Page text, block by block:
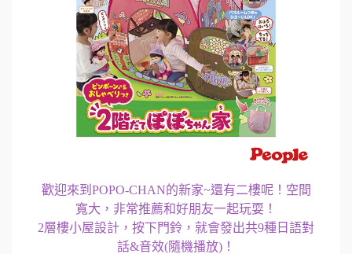
歡迎來到POPO-CHAN的新家~還有二樓呢！空間
寬大，非常推薦和好朋友一起玩耍！
2層樓小屋設計，按下門鈴，就會發出共9種日語對
話&音效(隨機播放)！